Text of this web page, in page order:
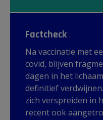
Factcheck
Na vaccinatie met
covid, blijven
dagen in het
definitief
zich verspreiden in
recent ook